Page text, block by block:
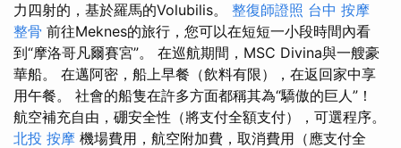
力四射的，基於羅馬的Volubilis。 整復師證照 台中 按摩
整骨 前往Meknes的旅行，您可以在短短一小段時間內看
到“摩洛哥凡爾賽宮”。 在巡航期間，MSC Divina與一艘豪
華船。 在邁阿密，船上早餐（飲料有限），在返回家中享
用午餐。 社會的船隻在許多方面都稱其為“驕傲的巨人”！
航空補充自由，硼安全性（將支付全額支付），可選程序。
北投 按摩 機場費用，航空附加費，取消費用（應支付全